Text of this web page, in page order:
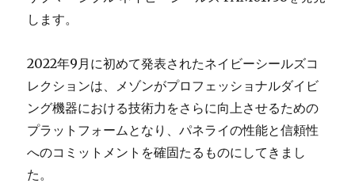
します。
2022年9月に初めて発表されたネイビーシールズコ
レクションは、メゾンがプロフェッショナルダイビ
ング機器における技術力をさらに向上させるための
プラットフォームとなり、パネライの性能と信頼性
へのコミットメントを確固たるものにしてきまし
た。